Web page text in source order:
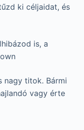
ki céljaidat, és
is, a
nagy titok. Bármi
vagy érte